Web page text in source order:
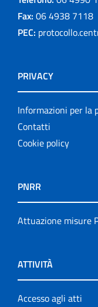
Fax: 06 4938 7118
PEC:
PRIVACY
Informazioni per la
Contatti
Cookie policy
PNRR
Attuazione misure
ATTIVITÀ
Accesso agli atti